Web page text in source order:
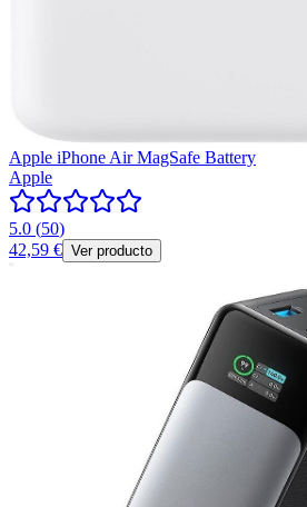
Apple iPhone Air MagSafe Battery
Apple
5.0 (50)
42,59 € Ver producto